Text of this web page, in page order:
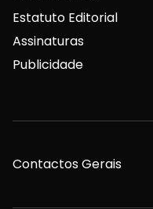
Estatuto Editorial
Assinaturas
Publicidade
Contactos Gerais